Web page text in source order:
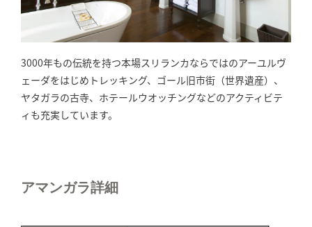
3000年もの伝統を持つ本場スリランカならではのアーユルヴ
ェーダをはじめトレッキング、ゴール旧市街（世界遺産）、
ヤタガラの古寺、ホテールウオッチングなどのアクティビテ
ィも充実しています。
アマンガラ詳細